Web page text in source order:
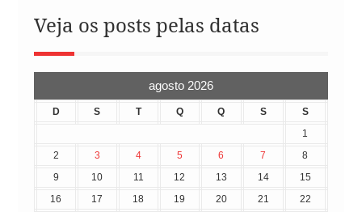
Veja os posts pelas datas
agosto 2026
D S T Q Q S
S
1
2
3 4 5 6 7
8
9
10 11 12 13 14
15
16
17 18 19 20 21
22